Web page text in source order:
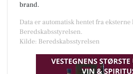
brand.
Data er automatisk hentet fra
Beredskabsstyrelsen.
Kilde: Beredskabsstyrelsen